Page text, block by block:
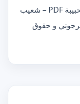
العرجونيتحميل كتاب وشم على جسد الحبيبة PDF – شعيب
و حقوق